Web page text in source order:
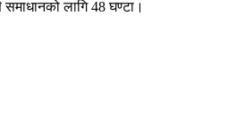
समाधानको लागि 48 घण्टा।